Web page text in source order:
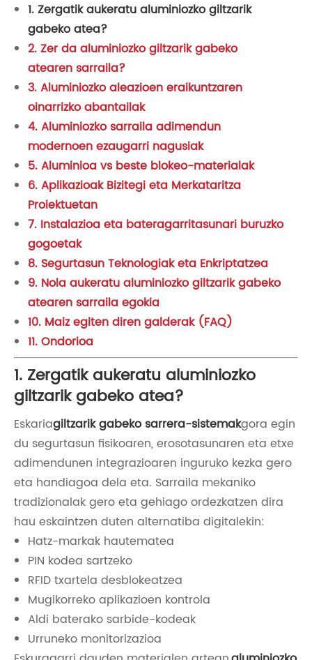
1. Zergatik aukeratu aluminiozko giltzarik
gabeko atea?
2. Zer da aluminiozko giltzarik gabeko
atearen sarraila?
3. Aluminiozko aleazioen eraikuntzaren
oinarrizko abantailak
4. Aluminiozko sarraila adimendun
modernoen ezaugarri nagusiak
5. Aluminioa vs beste blokeo-materialak
6. Aplikazioak Bizitegi eta Merkataritza
Proiektuetan
7. Instalazioa eta bateragarritasunari buruzko
gogoetak
8. Segurtasun Teknologiak eta Enkriptatzea
9. Nola aukeratu aluminiozko giltzarik gabeko
atearen sarraila egokia
10. Maiz egiten diren galderak (FAQ)
11. Ondorioa
1. Zergatik aukeratu aluminiozko
giltzarik gabeko atea?
Eskariagiltzarik gabeko sarrera-sistemakgora egin
du segurtasun fisikoaren, erosotasunaren eta etxe
adimendunen integrazioaren inguruko kezka gero
eta handiagoa dela eta. Sarraila mekaniko
tradizionalak gero eta gehiago ordezkatzen dira
hau eskaintzen duten alternatiba digitalekin:
Hatz-markak hautematea
PIN kodea sartzeko
RFID txartela desblokeatzea
Mugikorreko aplikazioen kontrola
Aldi baterako sarbide-kodeak
Urruneko monitorizazioa